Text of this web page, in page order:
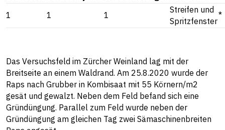
1 1 1
Streifen und
Spritzfenster
*
Das Versuchsfeld im Zürcher Weinland lag mit der
Breitseite an einem Waldrand. Am 25.8.2020 wurde der
Raps nach Grubber in Kombisaat mit 55 Körnern/m2
gesät und gewalzt. Neben dem Feld befand sich eine
Gründüngung. Parallel zum Feld wurde neben der
Gründüngung am gleichen Tag zwei Sämaschinenbreiten